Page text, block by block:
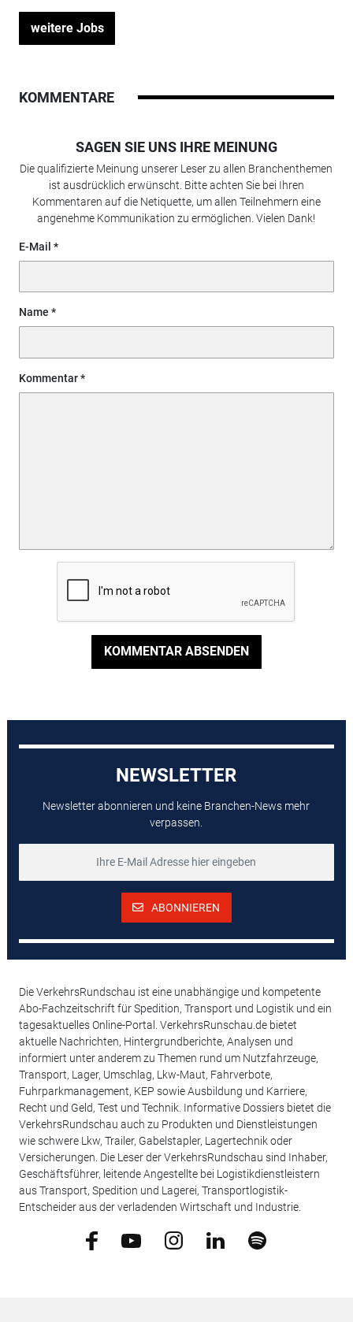
weitere Jobs
KOMMENTARE
SAGEN SIE UNS IHRE MEINUNG
Die qualifizierte Meinung unserer Leser zu allen Branchenthemen
ist ausdrücklich erwünscht. Bitte achten Sie bei Ihren
Kommentaren auf die Netiquette, um allen Teilnehmern eine
angenehme Kommunikation zu ermöglichen. Vielen Dank!
E-Mail
Name
Kommentar
KOMMENTAR ABSENDEN
NEWSLETTER
Newsletter abonnieren und keine Branchen-News mehr
verpassen.
ABONNIEREN
Die VerkehrsRundschau ist eine unabhängige und kompetente
Abo-Fachzeitschrift für Spedition, Transport und Logistik und ein
tagesaktuelles Online-Portal. VerkehrsRunschau.de bietet
aktuelle Nachrichten, Hintergrundberichte, Analysen und
informiert unter anderem zu Themen rund um Nutzfahrzeuge,
Transport, Lager, Umschlag, Lkw-Maut, Fahrverbote,
Fuhrparkmanagement, KEP sowie Ausbildung und Karriere,
Recht und Geld, Test und Technik. Informative Dossiers bietet die
VerkehrsRundschau auch zu Produkten und Dienstleistungen
wie schwere Lkw, Trailer, Gabelstapler, Lagertechnik oder
Versicherungen. Die Leser der VerkehrsRundschau sind Inhaber,
Geschäftsführer, leitende Angestellte bei Logistikdienstleistern
aus Transport, Spedition und Lagerei, Transportlogistik-
Entscheider aus der verladenden Wirtschaft und Industrie.